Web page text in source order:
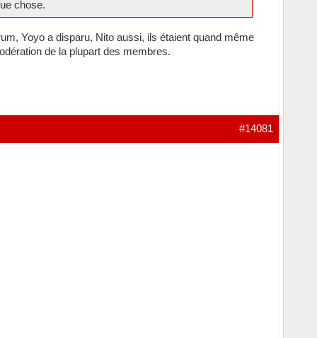
chose.
Yoyo a disparu, Nito aussi, ils étaient quand même
de la plupart des membres.
#14081